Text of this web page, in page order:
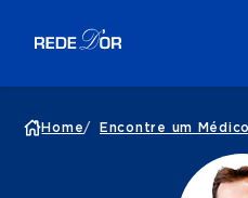
Home/ Encontre um Médico